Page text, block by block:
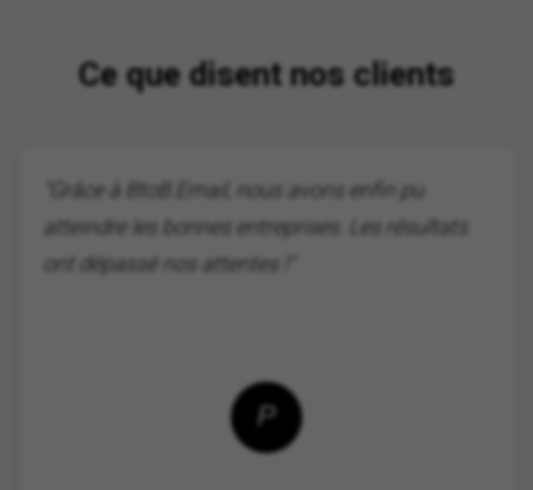
Ce que disent nos clients
"Grâce à BtoB.Email, nous avons enfin pu
atteindre les bonnes entreprises. Les résultats
ont dépassé nos attentes !"
P